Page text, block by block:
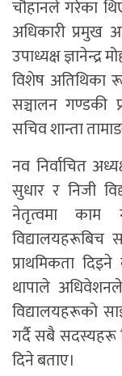
चौहानले गरेका
अधिकारी प्रमुख
उपाध्यक्ष ज्ञानेन्द्र
विशेष अतिथिका
सञ्चालन गण्डकी
सचिव शान्ता
नव निर्वाचित
सुधार र निजी
नेतृत्वमा काम
विद्यालयहरूबिच
प्राथमिकता
थापाले
विद्यालयहरूको
गर्दै सबै सदस्यहरू
दिने बताए।